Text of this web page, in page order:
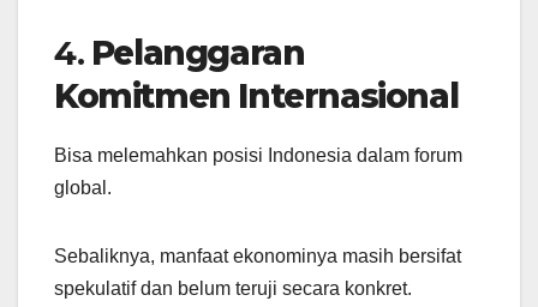
4. Pelanggaran
Komitmen Internasional
Bisa melemahkan posisi Indonesia dalam forum
global.
Sebaliknya, manfaat ekonominya masih bersifat
spekulatif dan belum teruji secara konkret.